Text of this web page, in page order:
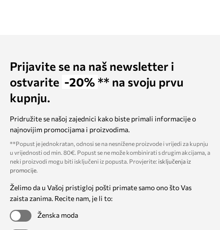
Prijavite se na naš newsletter i
ostvarite -20% ** na svoju prvu
kupnju.
Pridružite se našoj zajednici kako biste primali informacije o
najnovijim promocijama i proizvodima.
**Popust je jednokratan, odnosi se na nesnižene proizvode i vrijedi za kupnju
u vrijednosti od min. 80€. Popust se ne može kombinirati s drugim akcijama, a
neki proizvodi mogu biti isključeni iz popusta. Provjerite: isključenja iz
promocije.
Želimo da u Vašoj pristigloj pošti primate samo ono što Vas
zaista zanima. Recite nam, je li to:
Ženska moda